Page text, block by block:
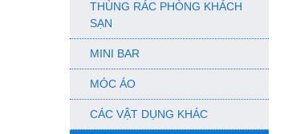
THÙNG RÁC PHÒNG KHÁCH
SẠN
MINI BAR
MÓC ÁO
CÁC VẬT DỤNG KHÁC